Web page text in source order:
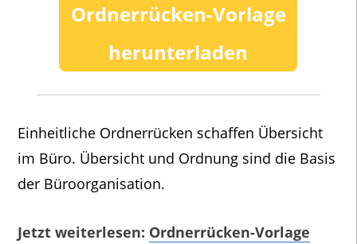
Ordnerrücken-Vorlage
herunterladen
Einheitliche Ordnerrücken schaffen Übersicht
im Büro. Übersicht und Ordnung sind die Basis
der Büroorganisation.
Jetzt weiterlesen: Ordnerrücken-Vorlage